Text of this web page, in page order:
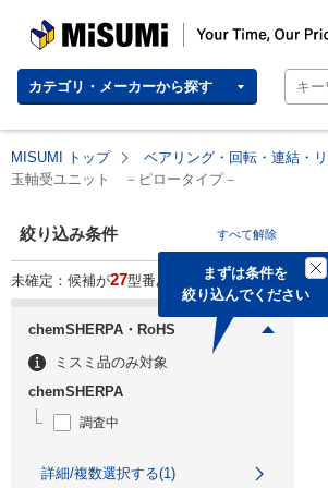
MISUMI | Your Time, Our Priority
カテゴリ・メーカーから探す
MISUMI トップ ベアリング・回転・連結・
玉軸受ユニット －ピロータイプ－
絞り込み条件 すべて解除
まずは条件を
絞り込んでください
未確定：候補が27型番あります。
chemSHERPA・RoHS
ミスミ品のみ対象
chemSHERPA
調査中
詳細/複数選択する(1)